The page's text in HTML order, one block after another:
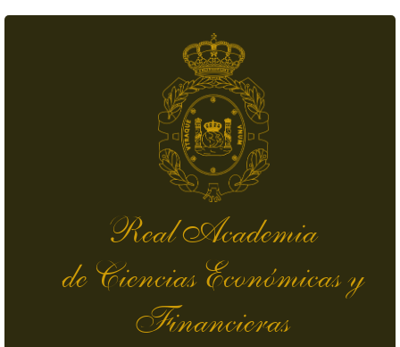
Real Academia
de Ciencias Económicas y
Financieras